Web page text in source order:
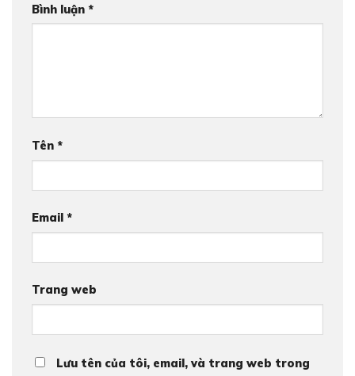
Bình luận *
Tên *
Email *
Trang web
Lưu tên của tôi, email, và trang web trong